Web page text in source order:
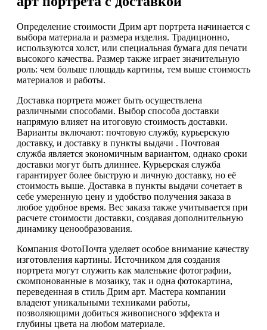
Определение стоимости Дрим арт портрета начинается с
выбора материала и размера изделия. Традиционно,
используются холст, или специальная бумага для печати
высокого качества. Размер также играет значительную
роль: чем больше площадь картины, тем выше стоимость
материалов и работы.
Доставка портрета может быть осуществлена
различными способами. Выбор способа доставки
напрямую влияет на итоговую стоимость доставки.
Варианты включают: почтовую службу, курьерскую
доставку, и доставку в пункты выдачи . Почтовая
служба является экономичным вариантом, однако сроки
доставки могут быть длиннее. Курьерская служба
гарантирует более быструю и личную доставку, но её
стоимость выше. Доставка в пункты выдачи сочетает в
себе умеренную цену и удобство получения заказа в
любое удобное время. Вес заказа также учитывается при
расчете стоимости доставки, создавая дополнительную
динамику ценообразования.
Компания ФотоПочта уделяет особое внимание качеству
изготовления картины. Источником для создания
портрета могут служить как маленькие фотографии,
скомпонованные в мозаику, так и одна фотокартина,
переведенная в стиль Дрим арт. Мастера компании
владеют уникальными техниками работы,
позволяющими добиться живописного эффекта и
глубины цвета на любом материале.